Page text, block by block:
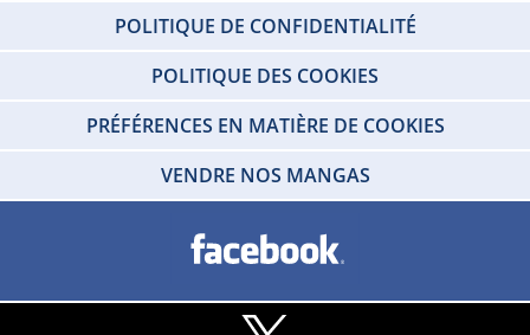
POLITIQUE DE CONFIDENTIALITÉ
POLITIQUE DES COOKIES
PRÉFÉRENCES EN MATIÈRE DE COOKIES
VENDRE NOS MANGAS